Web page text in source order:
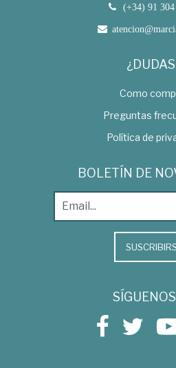
(+34) 91
Como
Preguntas
Política de
BOLETÍN DE